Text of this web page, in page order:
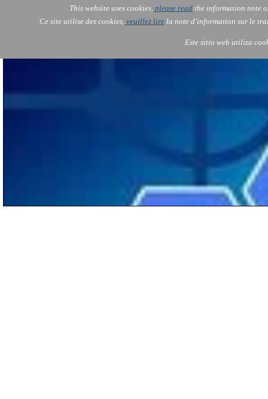
This website uses cookies, please read the information note
Ce site utilise des cookies,veuillez lirela note d'information sur le
Este sitio web utiliza
AOLONE Services
AOLONE ® PACK EXPORT